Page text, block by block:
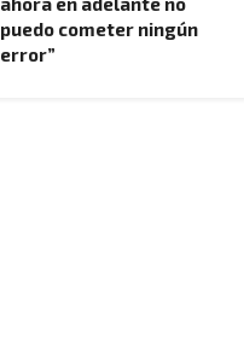
puedo cometer ningún
error”